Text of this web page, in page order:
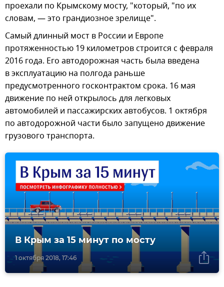
проехали по Крымскому мосту, "который, "по их
словам, — это грандиозное зрелище".
Самый длинный мост в России и Европе
протяженностью 19 километров строится с февраля
2016 года. Его автодорожная часть была введена
в эксплуатацию на полгода раньше
предусмотренного госконтрактом срока. 16 мая
движение по ней открылось для легковых
автомобилей и пассажирских автобусов. 1 октября
по автодорожной части было запущено движение
грузового транспорта.
1 октября 2018, 17:46
В Крым за 15 минут по мосту